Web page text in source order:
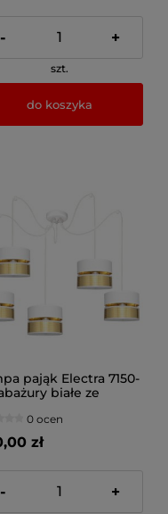
- +
szt.
do koszyka
pająk Electra 7150-
białe ze
0 ocen
zł
- +